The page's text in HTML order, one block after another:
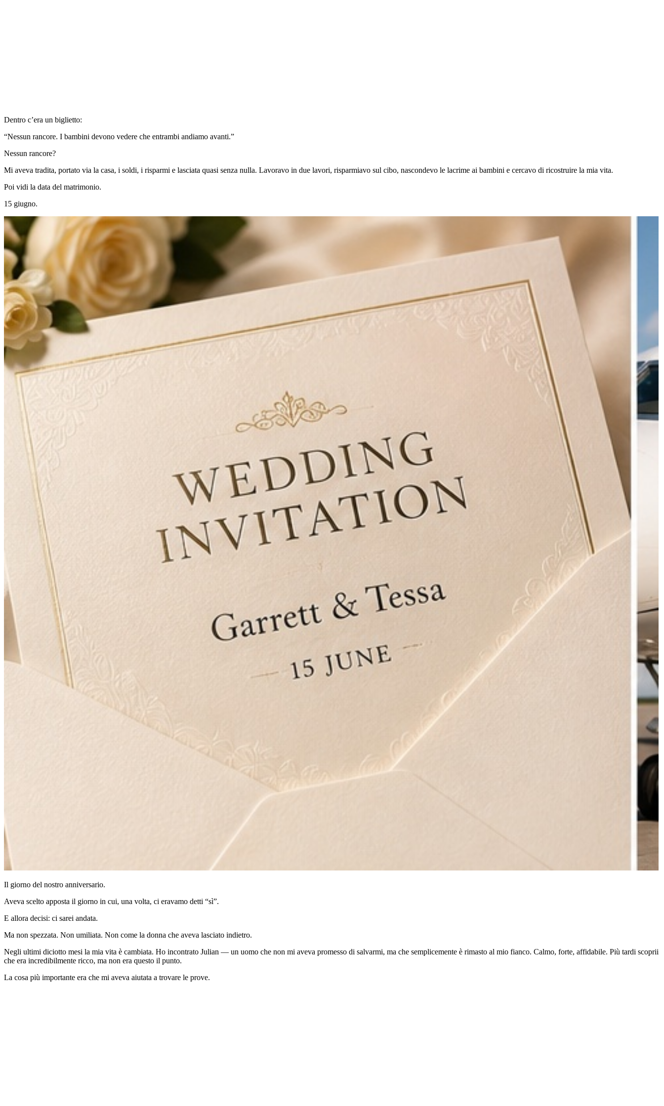
Dentro c’era un biglietto:
“Nessun rancore. I bambini devono vedere che entrambi andiamo avanti.”
Nessun rancore?
Mi aveva tradita, portato via la casa, i soldi, i risparmi e lasciata quasi senza nulla. Lavoravo in due lavori, risparmiavo sul cibo, nascondevo le lacrime ai bambini e cercavo di ricostruire la mia vita.
Poi vidi la data del matrimonio.
15 giugno.
Il giorno del nostro anniversario.
Aveva scelto apposta il giorno in cui, una volta, ci eravamo detti “sì”.
E allora decisi: ci sarei andata.
Ma non spezzata. Non umiliata. Non come la donna che aveva lasciato indietro.
Negli ultimi diciotto mesi la mia vita è cambiata. Ho incontrato Julian — un uomo che non mi aveva promesso di salvarmi, ma che semplicemente è rimasto al mio fianco. Calmo, forte, affidabile. Più tardi scoprii
che era incredibilmente ricco, ma non era questo il punto.
La cosa più importante era che mi aveva aiutata a trovare le prove.